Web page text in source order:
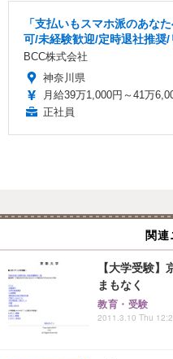
「支払いもスマホ派のあな
可/未経験歓迎/定時退社推奨
BCC株式会社
神奈川県
月給39万1,000円～41万
正社員
関連
【大学受験
まもなく
教育・受験
2011.3.10 Thu